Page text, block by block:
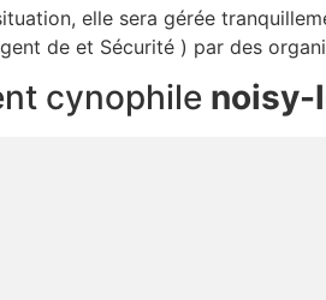
elle sera gérée
de et Sécurité ) par des
cynophile noisy-